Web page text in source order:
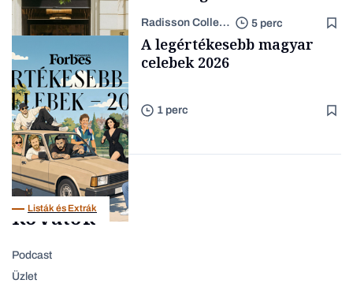
Forbes-sztori
Támogatói tartalom
Collection Hotel, Basilica
Budapest
Radisson Collection Hotel 5 perc
Listák és Extrák
A legértékesebb magyar
celebek 2026
1 perc
Rovatok
Podcast
Üzlet